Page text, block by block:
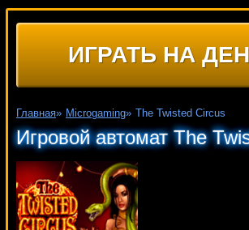
ИГРАТЬ НА
Главная» Microgaming» The Twisted Circus
Игровой автомат The